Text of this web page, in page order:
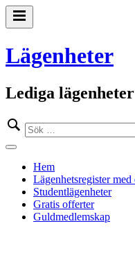
Gå
till
Primär
Lägenheter
Lediga
Sök
efter:
Stäng
Hem
Lägenhetsregister
Studentlägenheter
Gratis offerter
Guldmedlemskap